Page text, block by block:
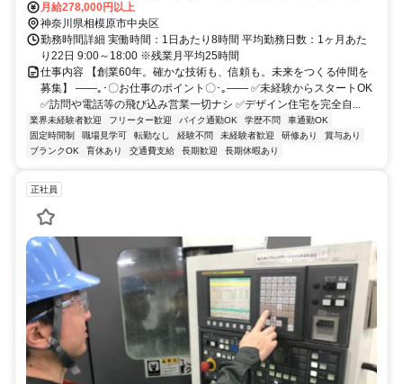
月給278,000円以上
神奈川県相模原市中央区
勤務時間詳細 実働時間：1日あたり8時間 平均勤務日数：1ヶ月あた
り22日 9:00～18:00 ※残業月平均25時間
仕事内容 【創業60年。確かな技術も、信頼も。未来をつくる仲間を
募集】 ――｡･〇お仕事のポイント〇･｡―― ✅未経験からスタートOK
✅訪問や電話等の飛び込み営業一切ナシ ✅デザイン住宅を完全自...
業界未経験者歓迎 フリーター歓迎 バイク通勤OK 学歴不問
車通勤OK
固定時間制
職場見学可 転勤なし 経験不問 未経験者歓迎 研修あり
賞与あり
ブランクOK
育休あり 交通費支給 長期歓迎 長期休暇あり
正社員